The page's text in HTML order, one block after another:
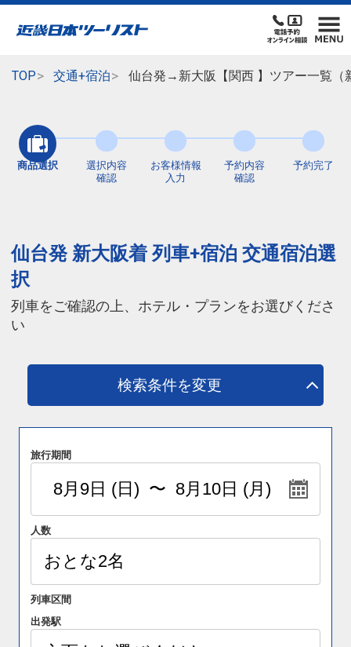
TOP 交通+宿泊 仙台発→新大阪【関西 】ツアー一覧（
商品選択
選択内容
確認
お客様情報
入力
予約内容
確認
予約完了
仙台発 新大阪着 列車+宿泊 交通宿泊選
択
列車をご確認の上、ホテル・プランをお選びくださ
い
検索条件を変更
旅行期間
人数
列車区間
出発駅